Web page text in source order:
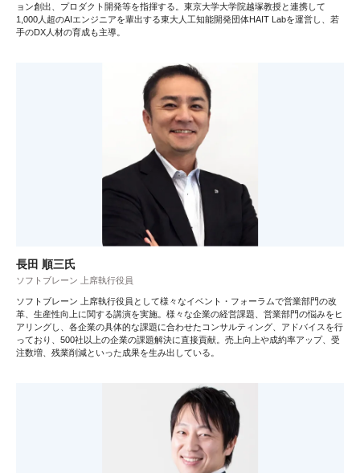
ョン創出、プロダクト開発等を指揮する。東京大学大学院越塚教授と連携して
1,000人超のAIエンジニアを輩出する東大人工知能開発団体HAIT Labを運営し、若
手のDX人材の育成も主導。
長田 順三氏
ソフトブレーン 上席執行役員
ソフトブレーン 上席執行役員として様々なイベント・フォーラムで営業部門の改
革、生産性向上に関する講演を実施。様々な企業の経営課題、営業部門の悩みをヒ
アリングし、各企業の具体的な課題に合わせたコンサルティング、アドバイスを行
っており、500社以上の企業の課題解決に直接貢献。売上向上や成約率アップ、受
注数増、残業削減といった成果を生み出している。